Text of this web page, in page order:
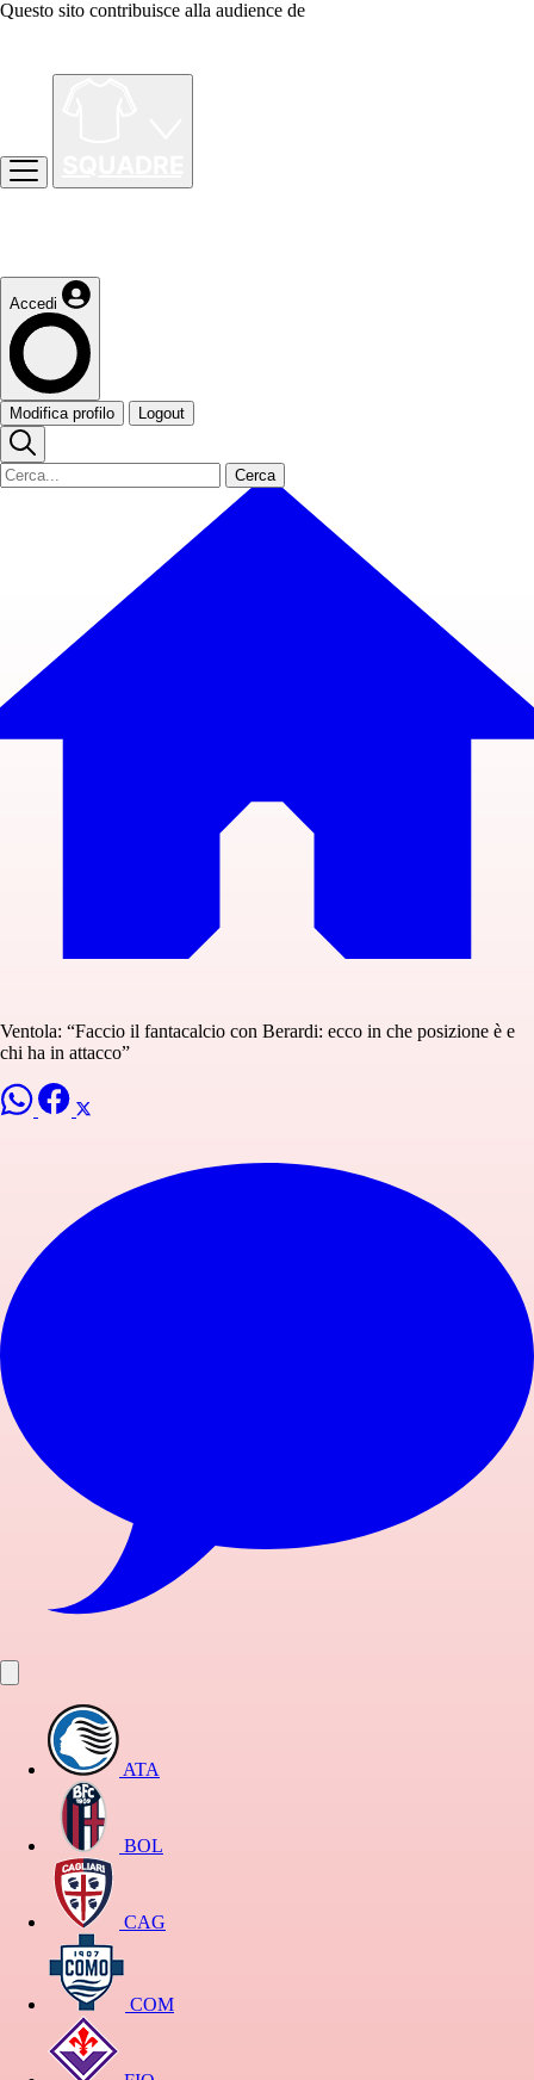
Questo sito contribuisce alla audience de
Accedi
Modifica profilo Logout
Cerca
Ventola: “Faccio il fantacalcio con Berardi: ecco in che posizione è e
chi ha in attacco”
ATA
BOL
CAG
COM